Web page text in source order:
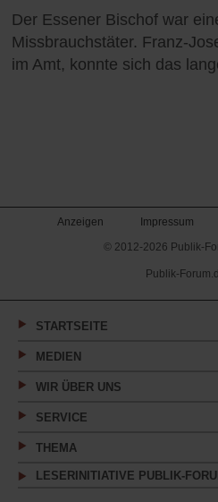
Der Essener Bischof war
Missbrauchstäter. Franz-
im Amt, konnte sich das
Anzeigen Impressum
© 2012-2026 Publik-
Publik-
STARTSEITE
MEDIEN
WIR ÜBER UNS
SERVICE
THEMA
LESERINITIATIVE PUBLIK-